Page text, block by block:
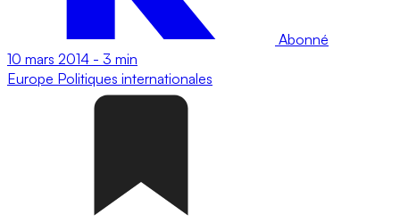
Abonné
10 mars 2014 - 3 min
Europe Politiques internationales